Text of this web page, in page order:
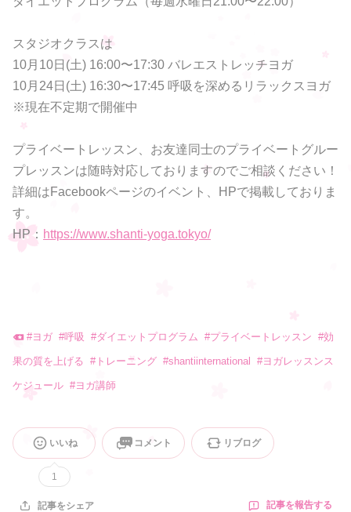
スタジオクラスは
10月10日(土) 16:00〜17:30 バレエストレッチヨガ
10月24日(土) 16:30〜17:45 呼吸を深めるリラックスヨガ
※現在不定期で開催中
プライベートレッスン、お友達同士のプライベートグルー
プレッスンは随時対応しておりますのでご相談ください！
詳細はFacebookページのイベント、HPで掲載しておりま
す。
HP： https://www.shanti-yoga.tokyo/
#ヨガ #呼吸 #ダイエットプログラム #プライベートレッスン #効
果の質を上げる # トレーニング #shantiinternational #ヨガレッスンス
ケジュール #ヨガ講師
いいね
1
コメント リブログ
記事をシェア 記事を報告する